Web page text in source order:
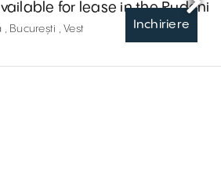
Inchiriere
for lease in the Rudeni
București , Vest